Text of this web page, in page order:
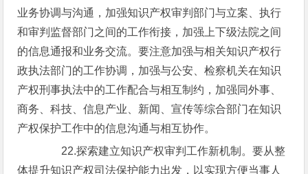
业务协调与沟通，加强知识产权审判部门与立案、执行
和审判监督部门之间的工作衔接，加强上下级法院之间
的信息通报和业务交流。要注意加强与相关知识产权行
政执法部门的工作协调，加强与公安、检察机关在知识
产权刑事执法中的工作配合与相互制约，加强同外事、
商务、科技、信息产业、新闻、宣传等综合部门在知识
产权保护工作中的信息沟通与相互协作。
22.探索建立知识产权审判工作新机制。要从整
体提升知识产权司法保护能力出发，以实现方便当事人